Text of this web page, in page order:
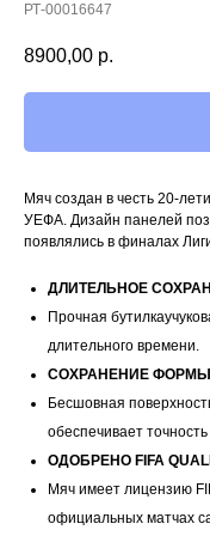
РТ-00016647
8900,00 р.
Мяч создан в честь 20-
УЕФА. Дизайн панелей
появлялись в финалах
ДЛИТЕЛЬНОЕ
Прочная
длительного времени.
СОХРАНЕНИЕ ФОРМЫ
Бесшовная
обеспечивает
ОДОБРЕНО FIFA
Мяч имеет лицензию
официальных матчах